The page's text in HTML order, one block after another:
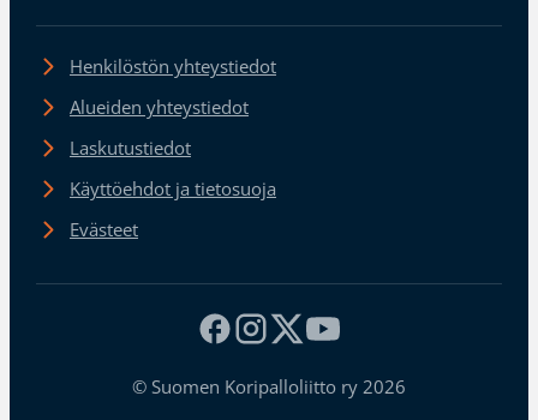
Henkilöstön yhteystiedot
Alueiden yhteystiedot
Laskutustiedot
Käyttöehdot ja tietosuoja
Evästeet
© Suomen Koripalloliitto ry 2026